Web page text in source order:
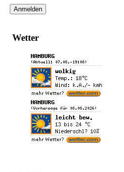
Wetter